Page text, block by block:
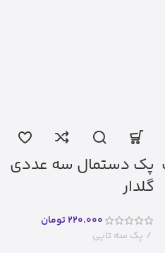
پک دستمال سه عددی
گلدار
220.000تومان
پک سه تایی